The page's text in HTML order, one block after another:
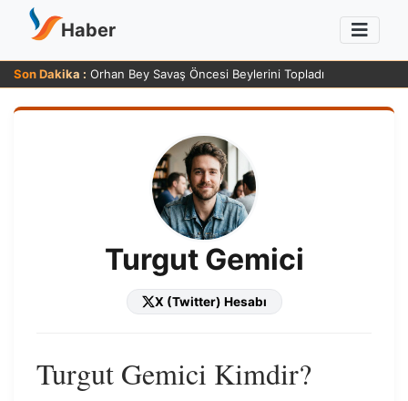
Haber
Son Dakika : Zafer Ergin 83 Yaşında Sağlığı Hakkında Güldüren Yanıt Verdi
Turgut Gemici
X (Twitter) Hesabı
Turgut Gemici Kimdir?